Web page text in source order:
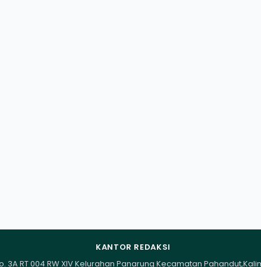
KANTOR REDAKSI
3A RT 004 RW XIV Kelurahan Panarung Kecamatan